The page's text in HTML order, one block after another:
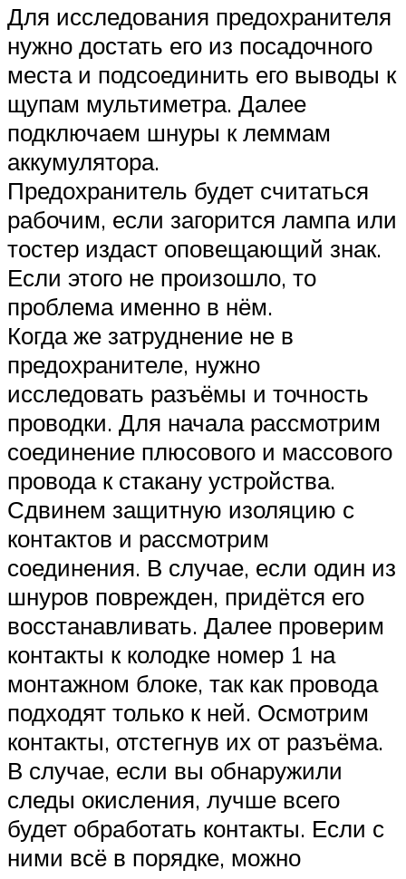
Для исследования предохранителя
нужно достать его из посадочного
места и подсоединить его выводы к
щупам мультиметра. Далее
подключаем шнуры к леммам
аккумулятора.
Предохранитель будет считаться
рабочим, если загорится лампа или
тостер издаст оповещающий знак.
Если этого не произошло, то
проблема именно в нём.
Когда же затруднение не в
предохранителе, нужно
исследовать разъёмы и точность
проводки. Для начала рассмотрим
соединение плюсового и массового
провода к стакану устройства.
Сдвинем защитную изоляцию с
контактов и рассмотрим
соединения. В случае, если один из
шнуров поврежден, придётся его
восстанавливать. Далее проверим
контакты к колодке номер 1 на
монтажном блоке, так как провода
подходят только к ней. Осмотрим
контакты, отстегнув их от разъёма.
В случае, если вы обнаружили
следы окисления, лучше всего
будет обработать контакты. Если с
ними всё в порядке, можно